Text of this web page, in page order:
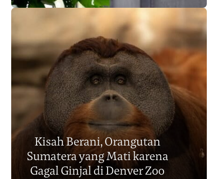
Populasi Orangutan
Sumatera Berkurang 2.700
Individu dalam Satu Dekade?
Junaidi Hanafiah 14 Jul 2026
Kisah Berani, Orangutan
Sumatera yang Mati karena
Gagal Ginjal di Denver Zoo